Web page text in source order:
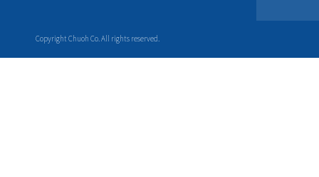
Copyright Chuoh Co. All rights reserved.